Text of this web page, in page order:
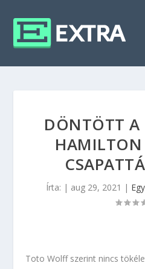
DÖNTÖTT A
HAMILTON
Írta: | aug 29, 2021 |
Toto Wolff szerint nincs